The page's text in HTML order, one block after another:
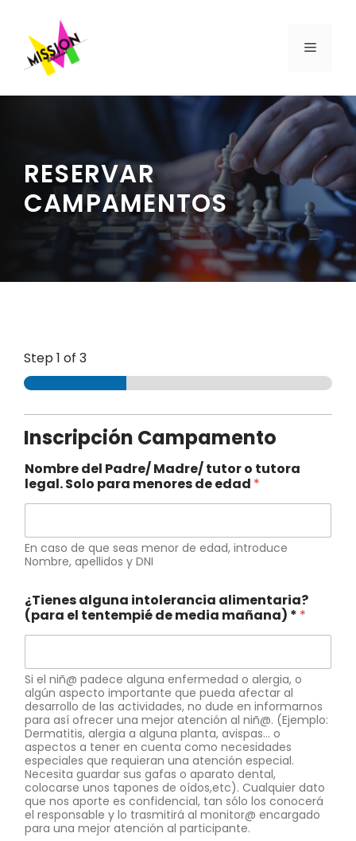
contenido
MENÚ
RESERVAR
CAMPAMENTOS
Step1 of 3
Inscripción Campamento
Nombre del Padre/ Madre/ tutor o tutora
legal. Solo para menores de edad *
En caso de que seas menor de edad, introduce
Nombre, apellidos y DNI
¿Tienes alguna intolerancia alimentaria?
(para el tentempié de media mañana) * *
Si el niñ@ padece alguna enfermedad o alergia, o
algún aspecto importante que pueda afectar al
desarrollo de las actividades, no dude en informarnos
para así ofrecer una mejor atención al niñ@. (Ejemplo:
Dermatitis, alergia a alguna planta, avispas… o
aspectos a tener en cuenta como necesidades
especiales que requieran una atención especial.
Necesita guardar sus gafas o aparato dental,
colocarse unos tapones de oídos,etc). Cualquier dato
que nos aporte es confidencial, tan sólo los conocerá
el responsable y lo trasmitirá al monitor@ encargado
para una mejor atención al participante.